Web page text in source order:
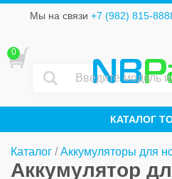
Мы на связи +7 (982) 815-
NB
КАТАЛОГ
0
Каталог /Аккумуляторы для
Аккумулятор